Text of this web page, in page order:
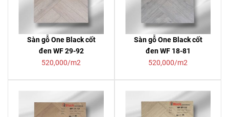
Sàn gỗ One Black cốt
đen WF 29-92
520,000/m2
Sàn gỗ One Black cốt
đen WF 18-81
520,000/m2